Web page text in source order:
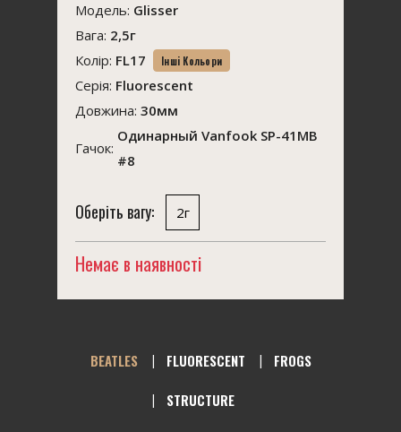
Модель: Glisser
Вага: 2,5г
Колір: FL17 Інші Кольори
Серія: Fluorescent
Довжина: 30мм
Гачок:
Одинарный Vanfook SP-41MB
#8
Оберіть вагу: 2г
Немає в наявності
BEATLES FLUORESCENT
FROGS
STRUCTURE